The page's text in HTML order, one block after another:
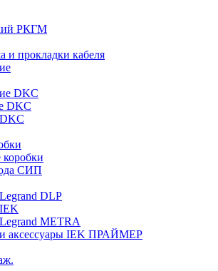
РКГМ
и прокладки кабеля
DKC
DKC
коробки
СИП
DLP
METRA
аксессуары IEK ПРАЙМЕР